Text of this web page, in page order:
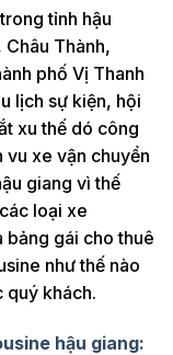
tỉnh hậu
Thành,
phố Vị Thanh
lịch sự kiện, hội
xu thế dó công
xe vận chuyển
giang vì thế
loại xe
bảng gái cho thuê
như thế nào
quý khách.
hậu giang: